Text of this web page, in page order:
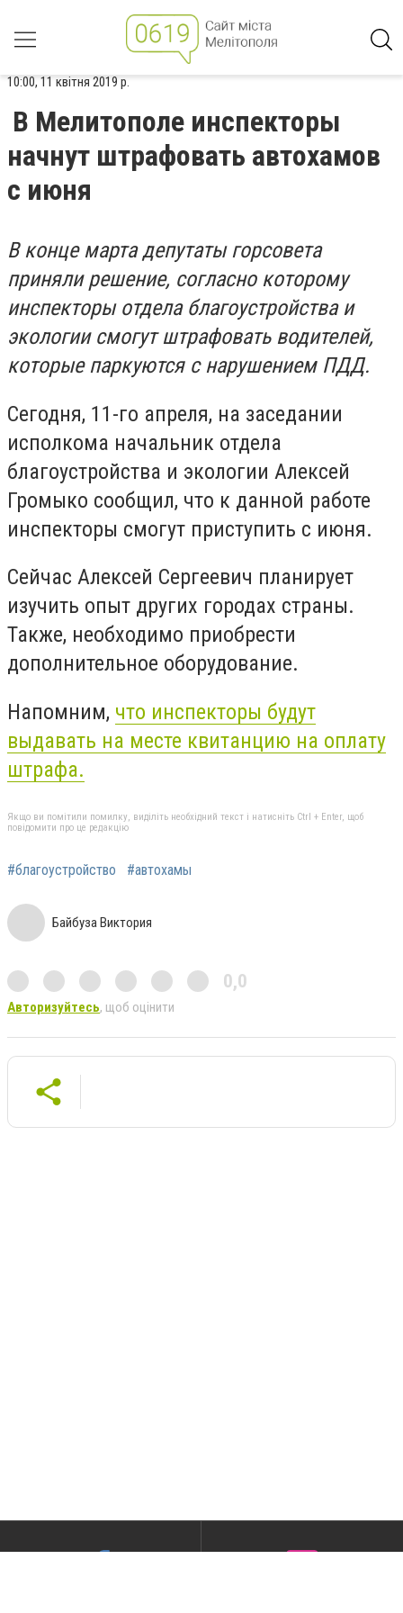
10:00, 11 квітня 2019 р.
В Мелитополе инспекторы
начнут штрафовать автохамов
с июня
В конце марта депутаты горсовета
приняли решение, согласно которому
инспекторы отдела благоустройства и
экологии смогут штрафовать водителей,
которые паркуются с нарушением ПДД.
Сегодня, 11-го апреля, на заседании
исполкома начальник отдела
благоустройства и экологии Алексей
Громыко сообщил, что к данной работе
инспекторы смогут приступить с июня.
Сейчас Алексей Сергеевич планирует
изучить опыт других городах страны.
Также, необходимо приобрести
дополнительное оборудование.
Напомним, что инспекторы будут
выдавать на месте квитанцию на оплату
штрафа.
Якщо ви помітили помилку, виділіть необхідний текст і натисніть Ctrl + Enter, щоб
повідомити про це редакцію
#благоустройство #автохамы
Байбуза Виктория
0,0
Авторизуйтесь, щоб оцінити